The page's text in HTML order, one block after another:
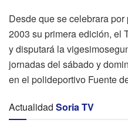
Desde que se celebrara
2003 su primera edición, el
y disputará la
jornadas del sábado y
en el polideportivo Fuente
Actualidad Soria TV